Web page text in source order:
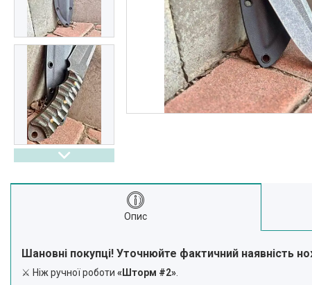
Опис
Шановні покупці! Уточнюйте фактичний наявність
⚔️ Ніж ручної роботи «Шторм #2»